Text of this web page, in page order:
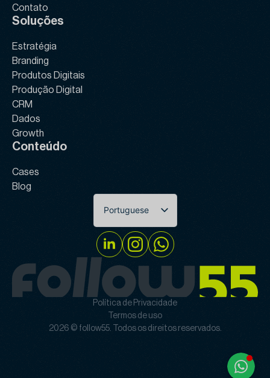
Contato
Soluções
Estratégia
Branding
Produtos Digitais
Produção Digital
CRM
Dados
Growth
Conteúdo
Cases
Blog
Portuguese
English
2026 © follow55. Todos os direitos reservados.
Política de Privacidade
Termos de uso